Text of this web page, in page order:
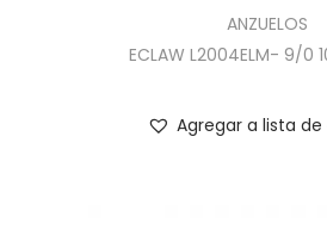
ANZUELOS
ECLAW L2004ELM- 9/0
Agregar a lista de